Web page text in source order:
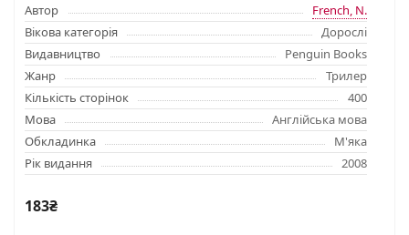
Автор
French, N.
Вікова категорія
Дорослі
Видавництво
Penguin Books
Жанр
Трилер
Кількість сторінок
400
Мова
Англійська мова
Обкладинка
М'яка
Рік видання
2008
183₴